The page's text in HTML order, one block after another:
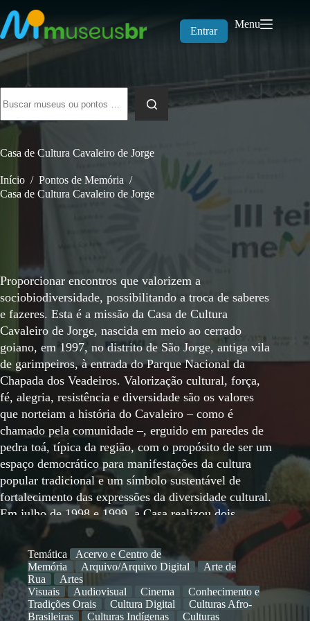
para
o
conteúdo
Entrar
Menu
resultados
Casa de Cultura Cavaleiro de Jorge
Início / Pontos de Memória /
Casa de Cultura Cavaleiro de Jorge
Proporcionar encontros que valorizem a
sociobiodiversidade, possibilitando a troca de saberes
e fazeres. Esta é a missão da Casa de Cultura
Cavaleiro de Jorge, nascida em meio ao cerrado
goiano, em 1997, no distrito de São Jorge, antiga vila
de garimpeiros, à entrada do Parque Nacional da
Chapada dos Veadeiros. Valorização cultural, força,
fé, alegria, resistência e diversidade são os valores
que norteiam a história do Cavaleiro – como é
chamado pela comunidade –, erguido em paredes de
pedra toá, típica da região, com o propósito de ser um
espaço democrático para manifestações da cultura
popular tradicional e um símbolo sustentável de
fortalecimento das expressões da diversidade cultural.
Em julho de 1998 e 1999, a Casa realizou dois
festivais independentes de cultura, contando somente
com o voluntariado de seus membros e da
comunidade. Mal se imaginava que ambos se
tornariam o alicerce de um projeto muito maior, que
nasceria em julho de 2001: o I Encontro de Culturas
Tradicionais da Chapada dos Veadeiros. Com o
Temática
Acervo e Centro de
Memória
Arquivo/Arquivo Digital
Arte de
Rua
Artes
Visuais
Audiovisual Cinema
Conhecimento e
Tradições Orais
Cultura Digital
Culturas Afro-
Brasileiras
Culturas Indígenas
Culturas